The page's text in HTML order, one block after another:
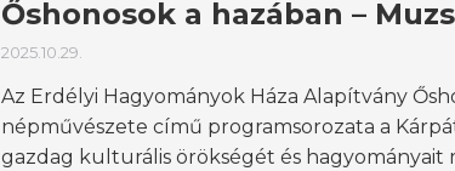
Őshonosok a hazában –
2025.10.29.
Az Erdélyi Hagyományok Háza Alapítvány
népművészete című programsorozata a
gazdag kulturális örökségét és hagyományait